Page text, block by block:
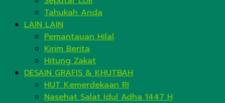
Tahukah Anda
LAIN LAIN
Pemantauan Hilal
Kirim Berita
Hitung Zakat
DESAIN GRAFIS & KHUTBAH
HUT Kemerdekaan RI
Nasehat Salat Idul Adha 1447 H